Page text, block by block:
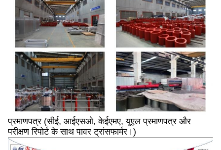
प्रमाणपत्र (सीई, आईएसओ, केईएमए, यूएल प्रमाणपत्र और
परीक्षण रिपोर्ट के साथ पावर ट्रांसफार्मर।)